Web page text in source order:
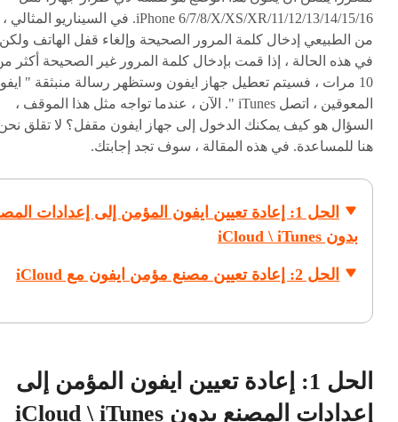
iPhone 6/7/8/X/XS/XR/11/12/13/14/15/16. في السيناريو المثالي ،
من الطبيعي إدخال كلمة المرور الصحيحة وإلغاء قفل الهاتف ولكن
في هذه الحالة ، إذا قمت بإدخال كلمة المرور غير الصحيحة أكثر
10 مرات ، فسيتم تعطيل جهاز ايفون وستظهر رسالة منبثقة "
المعوقين ، اتصل iTunes ". الآن ، عندما تواجه مثل هذا الموقف ،
السؤال هو كيف يمكنك الدخول إلى جهاز ايفون مقفل؟ لا تقلق
هنا للمساعدة. في هذه المقالة ، سوف تجد إجابتك.
الحل 1: إعادة تعيين ايفون المؤمن إلى إعدادات
بدون iCloud \ iTunes
الحل 2: إعادة تعيين مصنع مؤمن ايفون مع iCloud
الحل 1: إعادة تعيين ايفون المؤمن إلى
إعدادات المصنع بدون iCloud \ iTunes